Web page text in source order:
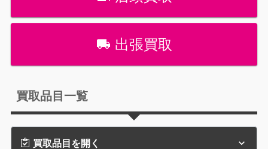
出張買取
買取品目一覧
買取品目を開く